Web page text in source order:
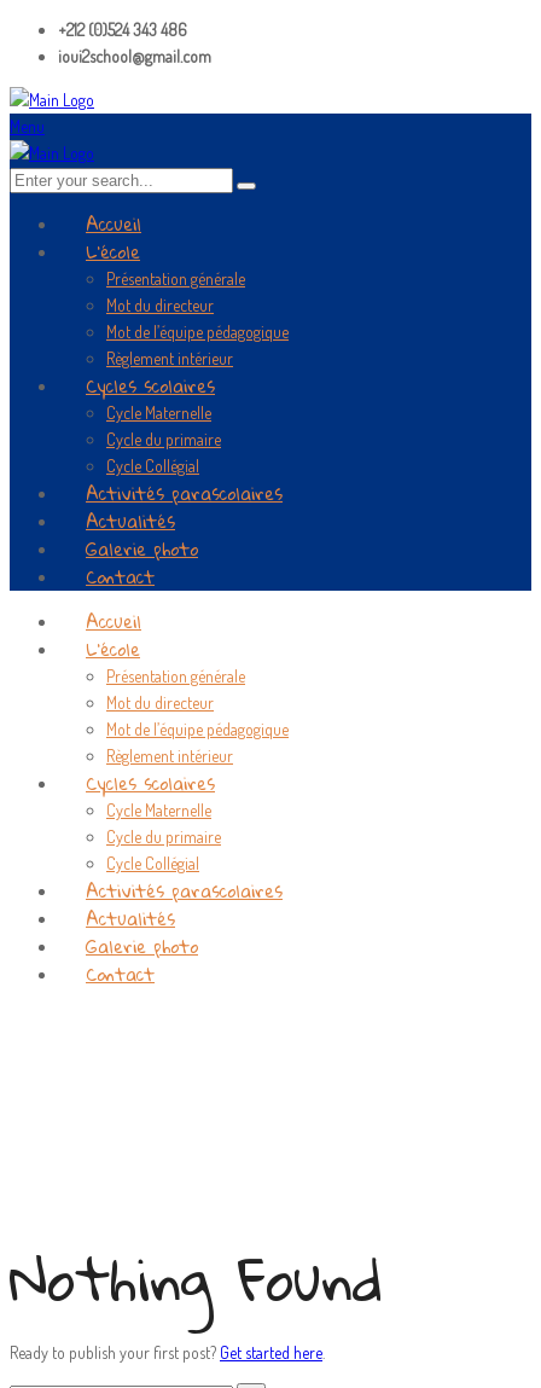
+212 (0)524 343 486
ioui2school@gmail.com
Menu
Accueil
L’école
Présentation générale
Mot du directeur
Mot de l’équipe pédagogique
Règlement intérieur
Cycles scolaires
Cycle Maternelle
Cycle du primaire
Cycle Collégial
Activités parascolaires
Actualités
Galerie photo
Contact
Accueil
L’école
Présentation générale
Mot du directeur
Mot de l’équipe pédagogique
Règlement intérieur
Cycles scolaires
Cycle Maternelle
Cycle du primaire
Cycle Collégial
Activités parascolaires
Actualités
Galerie photo
Contact
Nothing Found
Ready to publish your first post? Get started here